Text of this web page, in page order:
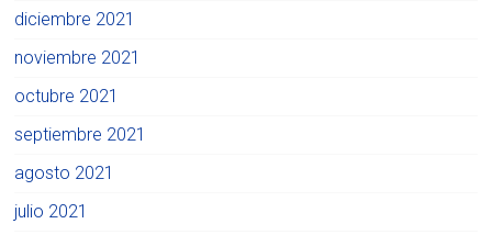
diciembre 2021
noviembre 2021
octubre 2021
septiembre 2021
agosto 2021
julio 2021